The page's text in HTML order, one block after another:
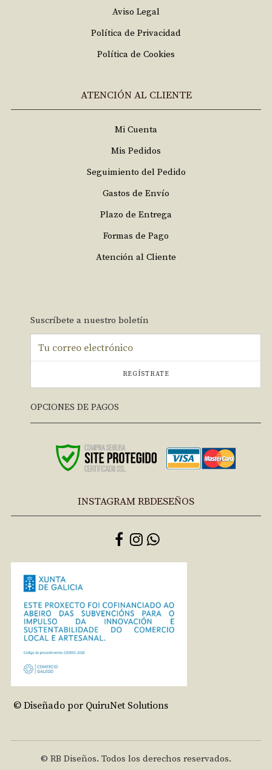
Aviso Legal
Política de Privacidad
Política de Cookies
ATENCIÓN AL CLIENTE
Mi Cuenta
Mis Pedidos
Seguimiento del Pedido
Gastos de Envío
Plazo de Entrega
Formas de Pago
Atención al Cliente
Suscríbete a nuestro boletín
REGÍSTRATE
OPCIONES DE PAGOS
INSTAGRAM RBDESEÑOS
© Diseñado por QuiruNet Solutions
© RB Diseños. Todos los derechos reservados.